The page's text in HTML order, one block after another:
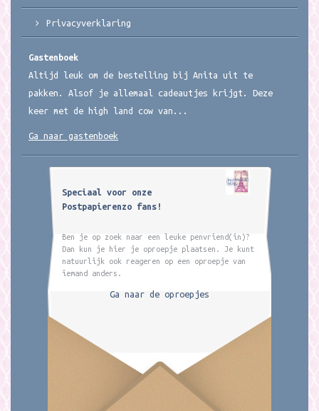
Privacyverklaring
Gastenboek
Altijd leuk om de bestelling bij Anita uit te
pakken. Alsof je allemaal cadeautjes krijgt. Deze
keer met de high land cow van...
Ga naar gastenboek
Speciaal voor onze
Postpapierenzo fans!
Ben je op zoek naar een leuke penvriend(in)?
Dan kun je hier je oproepje plaatsen. Je kunt
natuurlijk ook reageren op een oproepje van
iemand anders.
Ga naar de oproepjes